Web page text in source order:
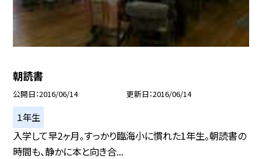
朝読書
公開日 2016/06/14 更新日 2016/06/14
１年生
入学して早2ヶ月。すっかり臨海小に慣れた1年生。朝読書の
時間も、静かに本と向き合...